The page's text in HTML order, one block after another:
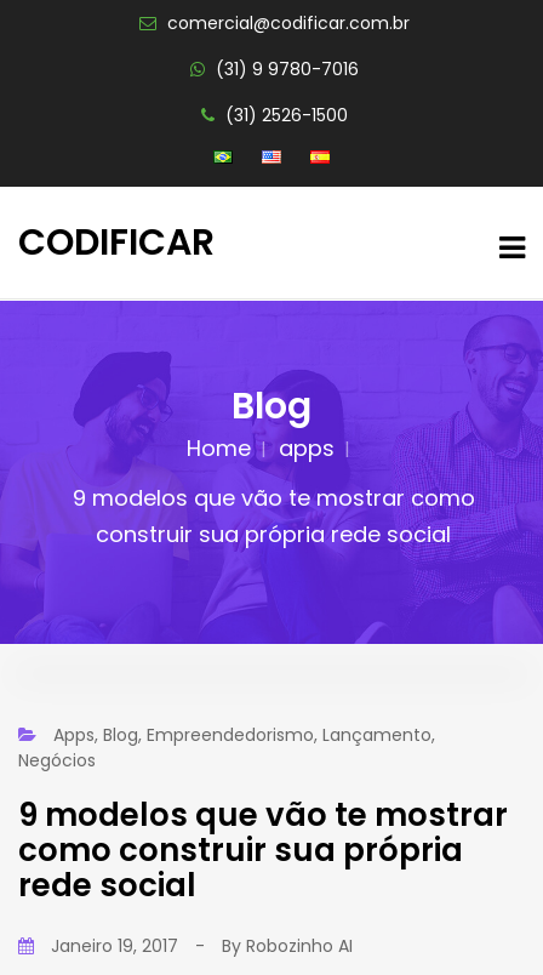
comercial@codificar.com.br
(31) 9 9780-7016
(31) 2526-1500
CODIFICAR
Blog
Home
apps
9 modelos que vão te mostrar como
construir sua própria rede social
Apps, Blog, Empreendedorismo, Lançamento,
Negócios
9 modelos que vão te mostrar
como construir sua própria
rede social
Janeiro 19, 2017 - By Robozinho AI